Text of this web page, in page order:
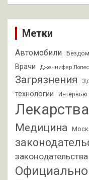
Метки
Автомобили
Врачи Дженнифер Лопес
Загрязнения
технологии
Интервью
Лекарства
Медицина
законодательства
Официально